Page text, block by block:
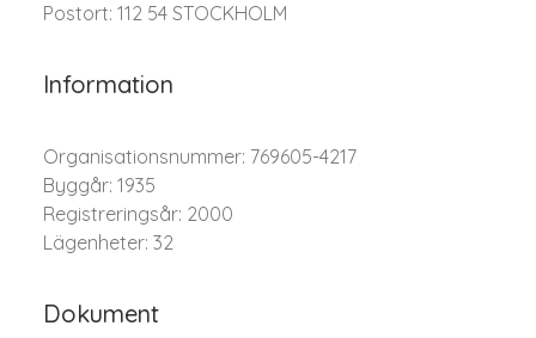
Postort: 112 54 STOCKHOLM
Information
Organisationsnummer: 769605-4217
Byggår: 1935
Registreringsår: 2000
Lägenheter: 32
Dokument